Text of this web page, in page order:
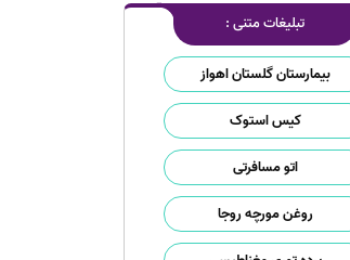
تبلیغات متنی :
بیمارستان گلستان اهواز
کیس استوک
اتو مسافرتی
روغن مورچه روجا